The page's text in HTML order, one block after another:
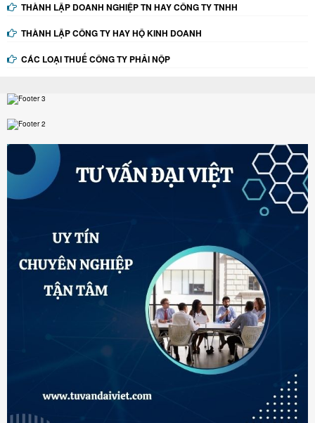
THÀNH LẬP DOANH NGHIỆP TN HAY CÔNG TY TNHH
THÀNH LẬP CÔNG TY HAY HỘ KINH DOANH
CÁC LOẠI THUẾ CÔNG TY PHẢI NỘP